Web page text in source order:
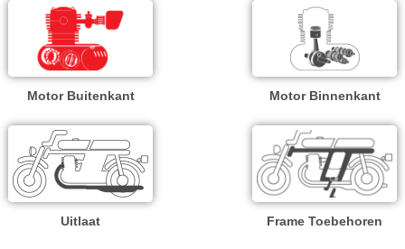
Motor Buitenkant Motor Binnenkant
Uitlaat Frame Toebehoren